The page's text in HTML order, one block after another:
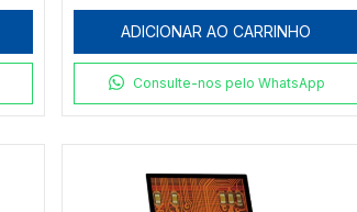
ADICIONAR AO CARRINHO
Consulte-nos pelo WhatsApp